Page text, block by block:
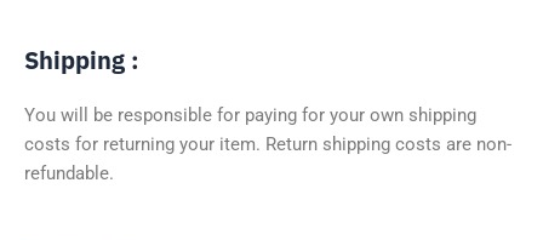
Shipping :
You will be responsible for paying for your own shipping
costs for returning your item. Return shipping costs are non-
refundable.